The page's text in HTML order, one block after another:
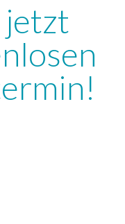
jetzt